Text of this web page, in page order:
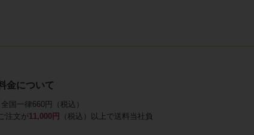
金について
国一律660円（税込）
注文が11,000円
（税込）以上で送料当社負